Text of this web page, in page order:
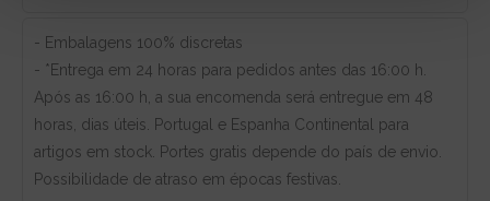
- Embalagens 100% discretas
- *Entrega em 24 horas para pedidos antes das 16:00 h.
Após as 16:00 h, a sua encomenda será entregue em 48
horas, dias úteis. Portugal e Espanha Continental para
artigos em stock. Portes gratis depende do país de envio.
Possibilidade de atraso em épocas festivas.